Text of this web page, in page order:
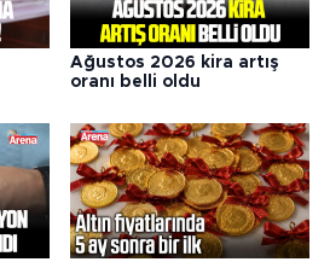
Ağustos 2026 kira artış
oranı belli oldu